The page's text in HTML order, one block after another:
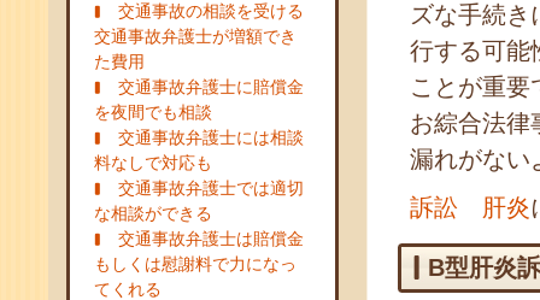
交通事故の相談を受ける
交通事故弁護士が増額でき
た費用
交通事故弁護士に賠償金
を夜間でも相談
交通事故弁護士には相談
料なしで対応も
交通事故弁護士では適切
な相談ができる
交通事故弁護士は賠償金
もしくは慰謝料で力になっ
てくれる
ズな手続
行する可能
ことが重要
お綜合法律
漏れがない
訴訟 肝炎
B型肝炎